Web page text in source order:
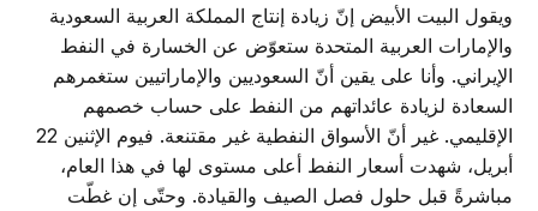
ويقول البيت الأبيض إنّ زيادة إنتاج المملكة العربية السعودية
والإمارات العربية المتحدة ستعوّض عن الخسارة في النفط
الإيراني. وأنا على يقين أنّ السعوديين والإماراتيين ستغمرهم
السعادة لزيادة عائداتهم من النفط على حساب خصمهم
الإقليمي. غير أنّ الأسواق النفطية غير مقتنعة. فيوم الإثنين 22
أبريل، شهدت أسعار النفط أعلى مستوى لها في هذا العام،
مباشرةً قبل حلول فصل الصيف والقيادة. وحتّى إن غطّت